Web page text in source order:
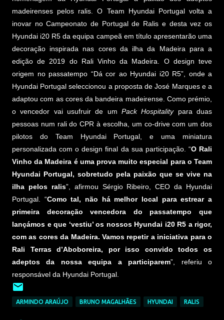
madeirenses pelos ralis. O Team Hyundai Portugal volta a
inovar no Campeonato de Portugal de Ralis e desta vez os
Hyundai i20 R5 da equipa campeã em título apresentarão uma
decoração inspirada nas cores da ilha da Madeira para a
edição de 2019 do Rali Vinho da Madeira. O design teve
origem no passatempo “Dá cor ao Hyundai i20 R5”, onde a
Hyundai Portugal seleccionou a proposta de José Marques e a
adaptou com as cores da bandeira madeirense. Como prémio,
o vencedor vai usufruir de um Pack Hospitality para duas
pessoas num rali do CPR à escolha, um co-drive com um dos
pilotos do Team Hyundai Portugal, e uma miniatura
personalizada com o design final da sua participação. “O Rali
Vinho da Madeira é uma prova muito especial para o Team
Hyundai Portugal, sobretudo pela paixão que se vive na
ilha pelos ralis”, afirmou Sérgio Ribeiro, CEO da Hyundai
Portugal. “Como tal, não há melhor local para estrear a
primeira decoração vencedora do passatempo que
lançámos e que ‘vestiu’ os nossos Hyundai i20 R5 a rigor,
com as cores da Madeira. Vamos repetir a iniciativa para o
Rali Terras d’Aboboreira, por isso convido todos os
adeptos da nossa equipa a participarem”, referiu o
responsável da Hyundai Portugal.
ARMINDO ARAÚJO BRUNO MAGALHÃES HYUNDAI RALIS